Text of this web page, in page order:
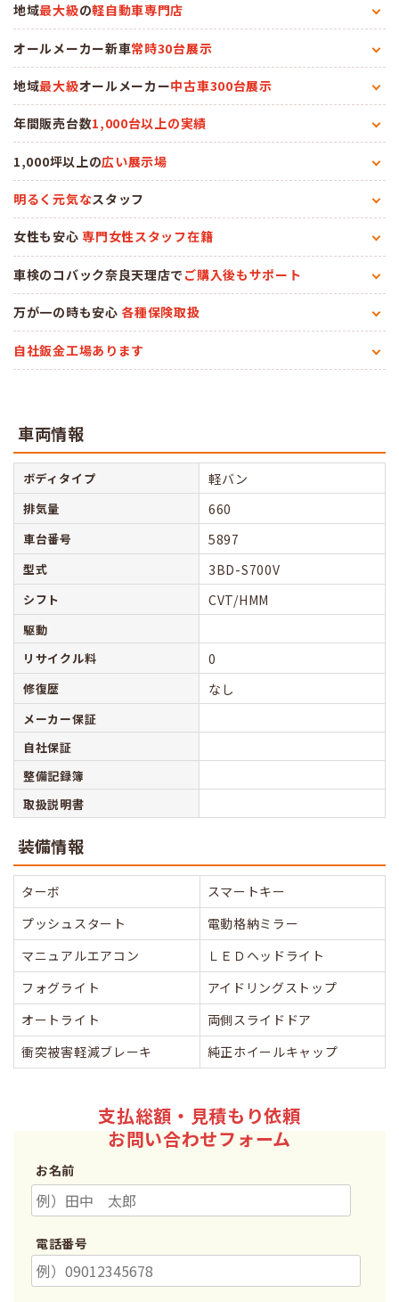
車両情報
ボディタイプ 軽バン
排気量 660
車台番号 5897
型式 3BD-S700V
シフト CVT/HMM
駆動
リサイクル料
0
修復歴 なし
メーカー保証
自社保証
整備記録簿
取扱説明書
装備情報
ターボ
スマートキー
プッシュスタート
電動格納ミラー
マニュアルエアコン
ＬＥＤヘッドライト
フォグライト
アイドリングストップ
オートライト
両側スライドドア
衝突被害軽減ブレーキ
純正ホイールキャップ
支払総額・見積もり依頼
お問い合わせフォーム
お名前
電話番号
地域最大級の軽自動車専門店
オールメーカー新車常時30台展示
地域最大級オールメーカー中古車300台展示
年間販売台数1,000台以上の実績
1,000坪以上の広い展示場
明るく元気なスタッフ
女性も安心専門女性スタッフ在籍
車検のコバック奈良天理店で ご購入後もサポート
万が一の時も安心 各種保険取扱
自社鈑金工場あります